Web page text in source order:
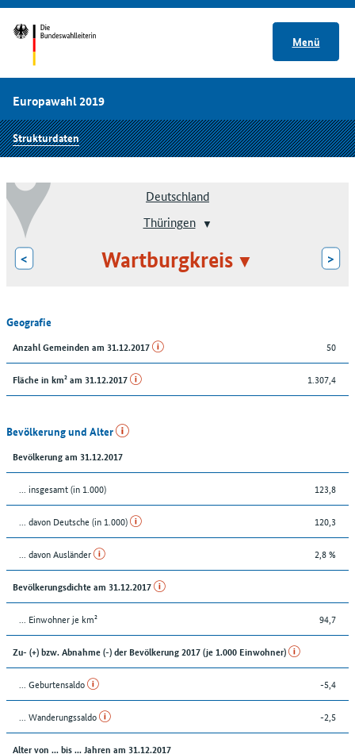
Menü
Europawahl 2019
Strukturdaten
Deutschland
Thüringen
< Wartburgkreis >
Geografie
Anzahl Gemeinden am 31.12.2017 50
Fläche in km² am 31.12.2017 1.307,4
Bevölkerung und Alter
Bevölkerung am 31.12.2017
... insgesamt (in 1.000) 123,8
... davon Deutsche (in 1.000) 120,3
... davon Ausländer 2,8 %
Bevölkerungsdichte am 31.12.2017
... Einwohner je km² 94,7
Zu- (+) bzw. Abnahme (-) der Bevölkerung 2017 (je 1.000 Einwohner)
... Geburtensaldo -5,4
... Wanderungssaldo -2,5
Alter von ... bis ... Jahren am 31.12.2017